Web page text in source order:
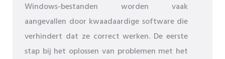
Windows-bestanden worden vaak
aangevallen door kwaadaardige software die
verhindert dat ze correct werken. De eerste
stap bij het oplossen van problemen met het